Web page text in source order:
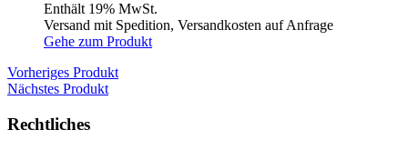
Enthält 19% MwSt.
Versand mit Spedition, Versandkosten auf Anfrage
Gehe zum Produkt
Vorheriges Produkt
Nächstes Produkt
Rechtliches